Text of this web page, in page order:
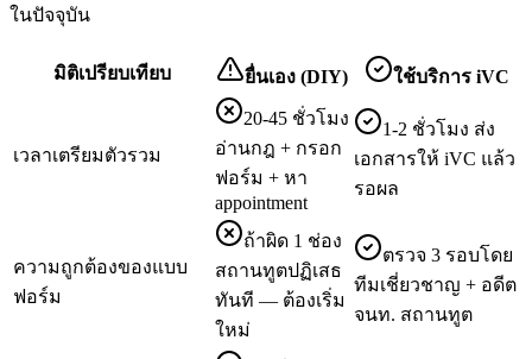
ในปัจจุบัน
มิติเปรียบเทียบ ยื่นเอง (DIY) ใช้บริการ iVC
เวลาเตรียมตัวรวม
20-45 ชั่วโมง
อ่านกฎ + กรอก
ฟอร์ม + หา
appointment
1-2 ชั่วโมง ส่ง
เอกสารให้ iVC แล้ว
รอผล
ความถูกต้องของแบบ
ฟอร์ม
ถ้าผิด 1 ช่อง
สถานทูตปฏิเสธ
ทันที — ต้องเริ่ม
ใหม่
ตรวจ 3 รอบโดย
ทีมเชี่ยวชาญ + อดีต
จนท. สถานทูต